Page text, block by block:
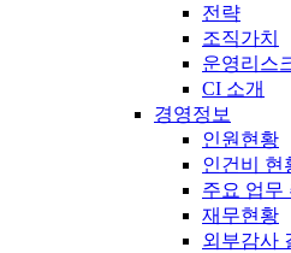
전략
조직가치
운영리스
CI 소개
경영정보
인원현황
인건비 현
주요 업무
재무현황
외부감사